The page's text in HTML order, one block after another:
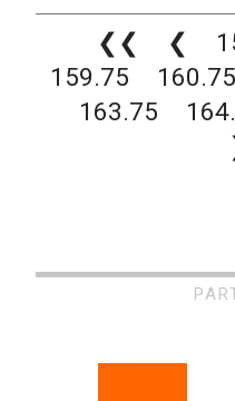
❮❮ ❮
159.75
160.75
163.75